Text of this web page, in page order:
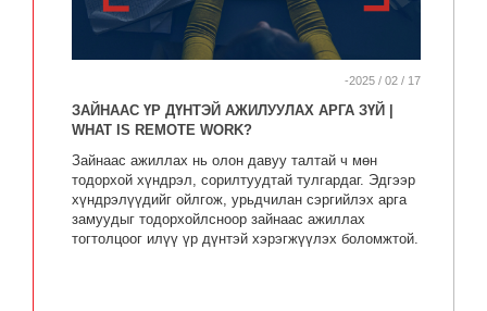
-2025 / 02 / 17
ЗАЙНААС ҮР ДҮНТЭЙ АЖИЛУУЛАХ АРГА ЗҮЙ |
WHAT IS REMOTE WORK?
Зайнаас ажиллах нь олон давуу талтай ч мөн
тодорхой хүндрэл, сорилтуудтай тулгардаг. Эдгээр
хүндрэлүүдийг ойлгож, урьдчилан сэргийлэх арга
замуудыг тодорхойлсноор зайнаас ажиллах
тогтолцоог илүү үр дүнтэй хэрэгжүүлэх боломжтой.